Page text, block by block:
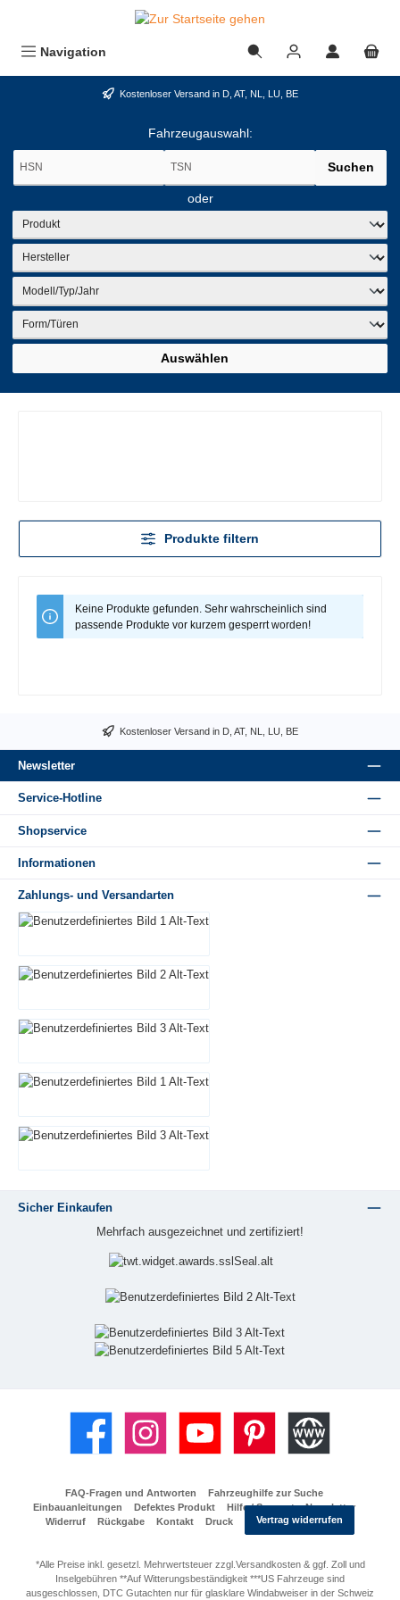
Navigation
Kostenloser Versand in D, AT, NL, LU, BE
Fahrzeugauswahl:
Suchen
oder
Auswählen
Produkte filtern
Keine Produkte gefunden. Sehr wahrscheinlich sind
passende Produkte vor kurzem gesperrt worden!
Kostenloser Versand in D, AT, NL, LU, BE
Newsletter
Service-Hotline
Shopservice
Informationen
Zahlungs- und Versandarten
Sicher Einkaufen
Mehrfach ausgezeichnet und zertifiziert!
Facebook Instagram YouTube Pinterest Website
FAQ-Fragen und Antworten
Fahrzeughilfe zur Suche
Einbauanleitungen
Defektes Produkt Hilfe / Support
Newsletter
Widerruf
Rückgabe Kontakt Druck Vertrag widerrufen
*Alle Preise inkl. gesetzl. Mehrwertsteuer zzgl.Versandkosten & ggf. Zoll und
Inselgebühren **Auf Witterungsbeständigkeit ***US Fahrzeuge sind
ausgeschlossen, DTC Gutachten nur für glasklare Windabweiser in der Schweiz